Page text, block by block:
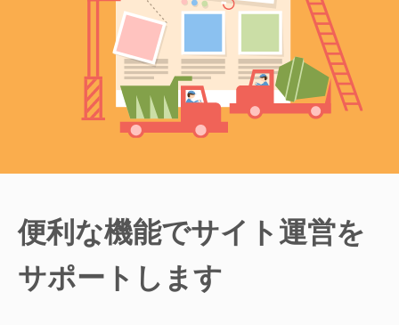
便利な機能でサイト運営を
サポートします